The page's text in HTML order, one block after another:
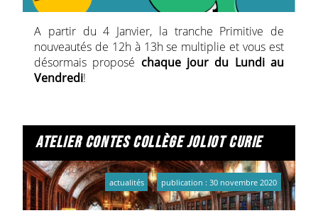
A partir du 4 Janvier, la tranche Primitive de
nouveautés de 12h à 13h se multiplie et vous est
désormais proposé chaque jour du Lundi au
Vendredi!
atelier contes collège joliot curie
actualités publication : 30 novembre 2020